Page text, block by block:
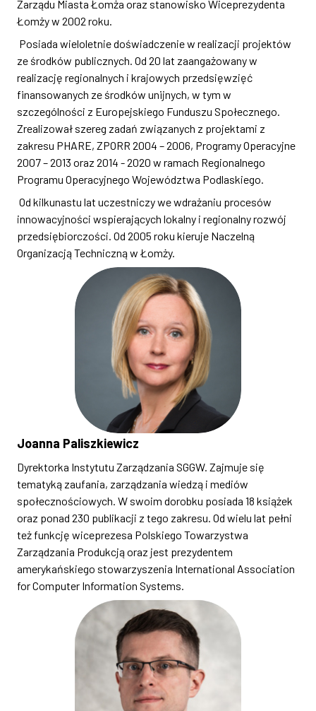
Zarządu Miasta Łomża oraz stanowisko Wiceprezydenta
Łomży w 2002 roku.
Posiada wieloletnie doświadczenie w realizacji projektów
ze środków publicznych. Od 20 lat zaangażowany w
realizację regionalnych i krajowych przedsięwzięć
finansowanych ze środków unijnych, w tym w
szczególności z Europejskiego Funduszu Społecznego.
Zrealizował szereg zadań związanych z projektami z
zakresu PHARE, ZPORR 2004 – 2006, Programy Operacyjne
2007 – 2013 oraz 2014 - 2020 w ramach Regionalnego
Programu Operacyjnego Województwa Podlaskiego.
Od kilkunastu lat uczestniczy we wdrażaniu procesów
innowacyjności wspierających lokalny i regionalny rozwój
przedsiębiorczości. Od 2005 roku kieruje Naczelną
Organizacją Techniczną w Łomży.
Joanna Paliszkiewicz
Dyrektorka Instytutu Zarządzania SGGW. Zajmuje się
tematyką zaufania, zarządzania wiedzą i mediów
społecznościowych. W swoim dorobku posiada 18 książek
oraz ponad 230 publikacji z tego zakresu. Od wielu lat pełni
też funkcję wiceprezesa Polskiego Towarzystwa
Zarządzania Produkcją oraz jest prezydentem
amerykańskiego stowarzyszenia International Association
for Computer Information Systems.